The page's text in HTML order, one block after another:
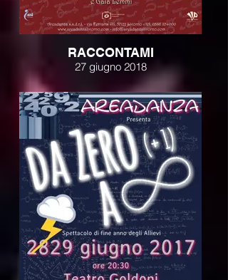
RACCONTAMI
27 giugno 2018